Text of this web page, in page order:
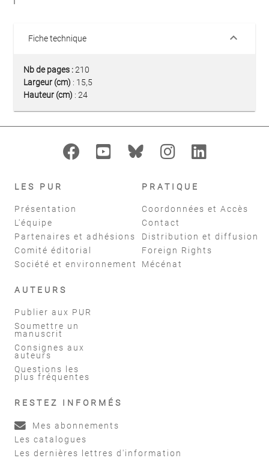
Fiche technique keyboard_arrow_down
Nb de pages :210
Largeur (cm) : 15,5
Hauteur (cm) : 24
LES PUR
Présentation
L'équipe
Partenaires et adhésions
Comité éditorial
Société et environnement
PRATIQUE
Coordonnées et Accès
Contact
Distribution et diffusion
Foreign Rights
Mécénat
AUTEURS
Publier aux PUR
Soumettre un
manuscrit
Consignes aux
auteurs
Questions les
plus fréquentes
RESTEZ INFORMÉS
Mes abonnements
Les catalogues
Les dernières lettres d'information